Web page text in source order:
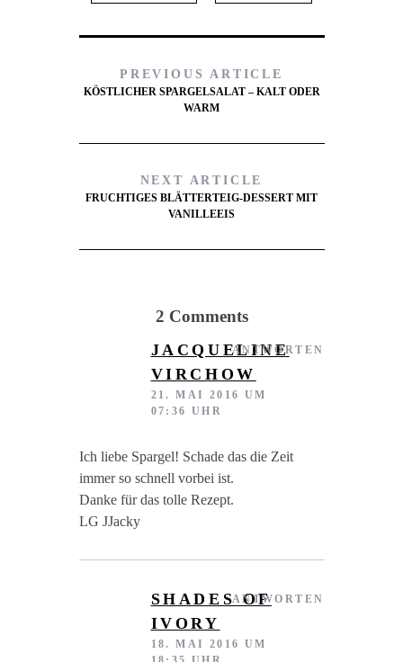
PREVIOUS ARTICLE
KÖSTLICHER SPARGELSALAT – KALT ODER
WARM
NEXT ARTICLE
FRUCHTIGES BLÄTTERTEIG-DESSERT MIT
VANILLEEIS
2 Comments
JACQUELINE
VIRCHOW
21. MAI 2016 UM
07:36 UHR
Ich liebe Spargel! Schade das die Zeit
immer so schnell vorbei ist.
Danke für das tolle Rezept.
LG JJacky
ANTWORTEN
SHADES OF
IVORY
18. MAI 2016 UM
ANTWORTEN